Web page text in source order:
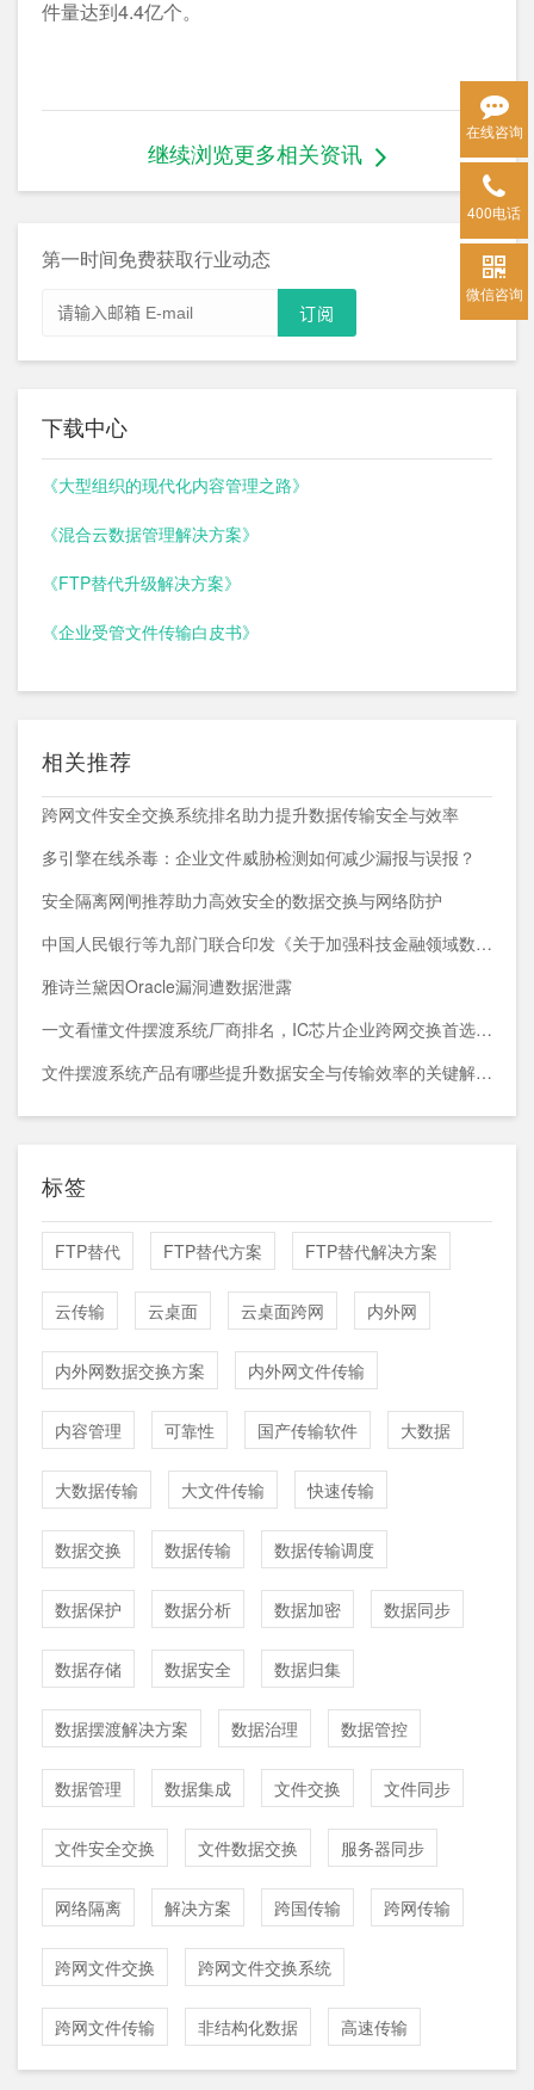
件量达到4.4亿个。
继续浏览更多相关资讯
第一时间免费获取行业动态
下载中心
《大型组织的现代化内容管理之路》
《混合云数据管理解决方案》
《FTP替代升级解决方案》
《企业受管文件传输白皮书》
相关推荐
跨网文件安全交换系统排名助力提升数据传输安全与效率
多引擎在线杀毒：企业文件威胁检测如何减少漏报与误报？
安全隔离网闸推荐助力高效安全的数据交换与网络防护
中国人民银行等九部门联合印发《关于加强科技金融领域数据开发利用的通知》
雅诗兰黛因Oracle漏洞遭数据泄露
一文看懂文件摆渡系统厂商排名，IC芯片企业跨网交换首选方案
文件摆渡系统产品有哪些提升数据安全与传输效率的关键解决方案
标签
FTP替代 FTP替代方案 FTP替代解决方案
云传输 云桌面 云桌面跨网 内外网
内外网数据交换方案 内外网文件传输
内容管理 可靠性 国产传输软件 大数据
大数据传输 大文件传输 快速传输
数据交换 数据传输 数据传输调度
数据保护 数据分析 数据加密 数据同步
数据存储 数据安全 数据归集
数据摆渡解决方案 数据治理 数据管控
数据管理 数据集成 文件交换 文件同步
文件安全交换 文件数据交换 服务器同步
网络隔离 解决方案 跨国传输 跨网传输
跨网文件交换 跨网文件交换系统
跨网文件传输 非结构化数据 高速传输
在线咨询
400电话
微信咨询